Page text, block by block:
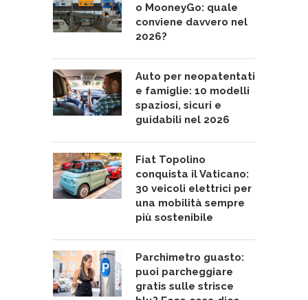
o MooneyGo: quale
conviene davvero nel
2026?
Auto per neopatentati
e famiglie: 10 modelli
spaziosi, sicuri e
guidabili nel 2026
Fiat Topolino
conquista il Vaticano:
30 veicoli elettrici per
una mobilità sempre
più sostenibile
Parchimetro guasto:
puoi parcheggiare
gratis sulle strisce